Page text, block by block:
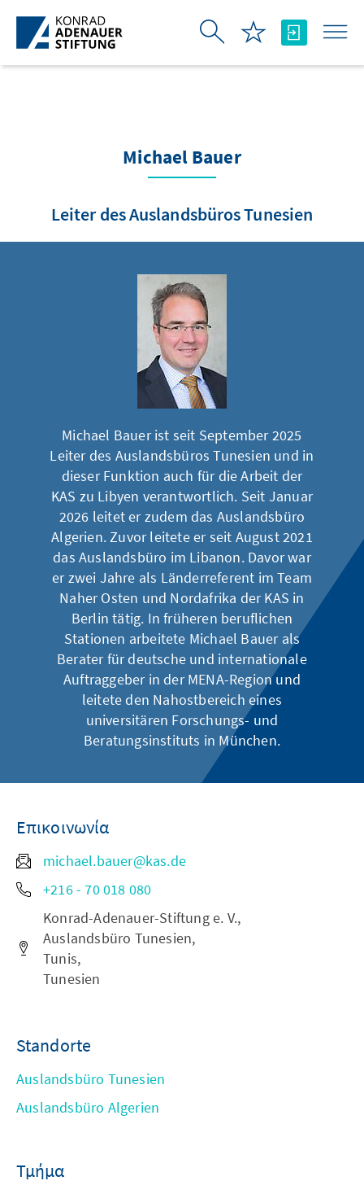
Skip to Main Content
Michael Bauer
Leiter des Auslandsbüros Tunesien
Michael Bauer ist seit September 2025
Leiter des Auslandsbüros Tunesien und in
dieser Funktion auch für die Arbeit der
KAS zu Libyen verantwortlich. Seit Januar
2026 leitet er zudem das Auslandsbüro
Algerien. Zuvor leitete er seit August 2021
das Auslandsbüro im Libanon. Davor war
er zwei Jahre als Länderreferent im Team
Naher Osten und Nordafrika der KAS in
Berlin tätig. In früheren beruflichen
Stationen arbeitete Michael Bauer als
Berater für deutsche und internationale
Auftraggeber in der MENA-Region und
leitete den Nahostbereich eines
universitären Forschungs- und
Beratungsinstituts in München.
Επικοινωνία
michael.bauer@kas.de
+216 - 70 018 080
Konrad-Adenauer-Stiftung e. V.,
Auslandsbüro Tunesien,
Tunis,
Tunesien
Standorte
Auslandsbüro Tunesien
Auslandsbüro Algerien
Τμήμα